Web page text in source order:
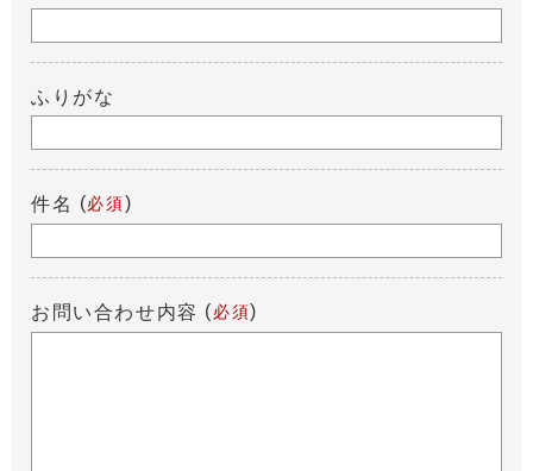
ふりがな
件名 (必須 )
お問い合わせ内容 ( 必須)